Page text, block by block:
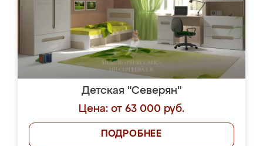
Детская "Северян"
Цена: от 63 000 руб.
ПОДРОБНЕЕ